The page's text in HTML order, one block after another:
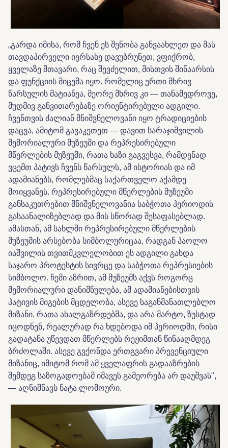
„გარდა იმისა, რომ ჩვენ ეს შენობა განვაახლეთ და მას
თავდაპირველი იერსახე დავუბრუნეთ, ვფიქრობ,
ყველაზე მთავარი, რაც შევძელით, მისთვის შინაარსის
და ფუნქციის მიცემა იყო. რომელიც ერთი მხრივ
წარსულის მატიანეა, მეორე მხრივ კი — თანამედროვე,
მუდმივ განვითარებაზე ორიენტირებული ადგილი.
ჩვენთვის ძალიან მნიშვნელოვანი იყო ტრადიციების
დაცვა, ამიტომ გავაკეთეთ — დავით სარაჯიშვილის
მემორიალური მუზეუმი და რეპრესირებული
მწერლების მუზეუმი, რათა ხაზი გაგვესვა, რამდენად
ვცემთ პატივს ჩვენს წარსულს, ამ ისტორიას და იმ
ადამიანებს, რომლებმაც საქართველო აქამდე
მოიყვანეს. რეპრესირებული მწერლების მუზეუმი
განსაკუთრებით მნიშვნელოვანია საბჭოთა პერიოდის
გასაანალიზებლად და მის სწორად შესაფასებლად.
ამასთან, ამ სახლში რეპრესირებული მწერლების
მუზეუმის არსებობა სიმბოლურიცაა, რადგან პაოლო
იაშვილის თვითმკვლელობით ეს ადგილი გახდა
საჯარო პროტესტის სივრცე და საბჭოთა რეპრესიების
სიმბოლო. ჩემი აზრით, ამ მუზეუმს აქვს როგორც
მემორიალური დანიშნულება, ამ ადამიანებისთვის
პატივის მიგების მცდელობა, ასევე საგანმანათლებლო
მიზანი, რათა ახალგაზრდებმა, და არა მარტო, ზუსტად
იცოდნენ, რეალურად რა ხდებოდა იმ პერიოდში, რისი
გადატანა უწევდათ მწერლებს რეჟიმთან წინააღმდეგ
ბრძოლაში. ასევე გვქონდა ერთგვარი პრევენციული
მიზანიც, იმიტომ რომ ამ ყველაფრის გადააზრების
შემდეგ საზოგადოებამ იმავეს გამეორება არ დაუშვას",
— აღნიშნავს ნატა ლომოური.